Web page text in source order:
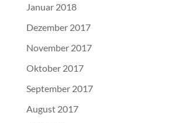
Januar 2018
Dezember 2017
November 2017
Oktober 2017
September 2017
August 2017